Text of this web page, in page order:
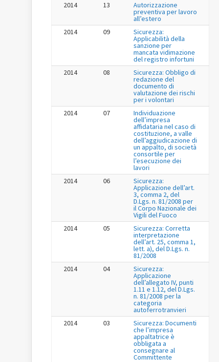
2014 13 Autorizzazione
preventiva per lavoro
all’estero
2014
09 Sicurezza:
Applicabilità della
sanzione per
mancata vidimazione
del registro infortuni
2014
08 Sicurezza: Obbligo di
redazione del
documento di
valutazione dei rischi
per i volontari
2014
07 Individuazione
dell’impresa
affidataria nel caso di
costituzione, a valle
dell’aggiudicazione di
un appalto, di società
consortile per
l’esecuzione dei
lavori
2014
06 Sicurezza:
Applicazione dell’art.
3, comma 2, del
D.Lgs. n. 81/2008 per
il Corpo Nazionale dei
Vigili del Fuoco
2014
05 Sicurezza: Corretta
interpretazione
dell’art. 25, comma 1,
lett. a), del D.Lgs. n.
81/2008
2014
04 Sicurezza:
Applicazione
dell’allegato IV, punti
1.11 e 1.12, del D.Lgs.
n. 81/2008 per la
categoria
autoferrotranvieri
2014
03 Sicurezza: Documenti
che l’impresa
appaltatrice è
obbligata a
consegnare al
Committente